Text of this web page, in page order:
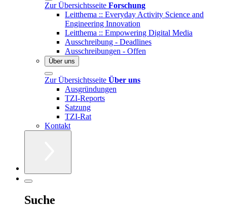
Zur Übersichtsseite Forschung
Leitthema :: Everyday Activity Science and
Engineering Innovation
Leitthema :: Empowering Digital Media
Ausschreibung - Deadlines
Ausschreibungen - Offen
Über uns
Zur Übersichtsseite Über uns
Ausgründungen
TZI-Reports
Satzung
TZI-Rat
Kontakt
Suche